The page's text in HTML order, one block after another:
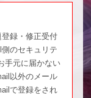
録・修正受付
のセキュリテ
手元に届かない
以外のメール
で登録をされ